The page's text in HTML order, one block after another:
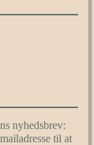
nyhedsbrev:
til at